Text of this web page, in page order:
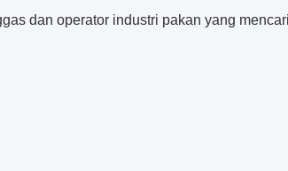
dan operator industri pakan yang